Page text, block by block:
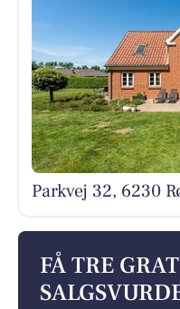
Parkvej 32, 6230
FÅ TRE